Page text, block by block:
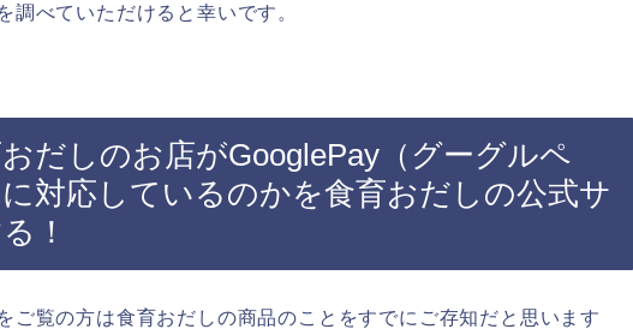
調べていただけると幸いです。
だしのお店がGooglePay（グーグルペ
対応しているのかを食育おだしの公式サ
！
ご覧の方は食育おだしの商品のことをすでにご存知だと思います